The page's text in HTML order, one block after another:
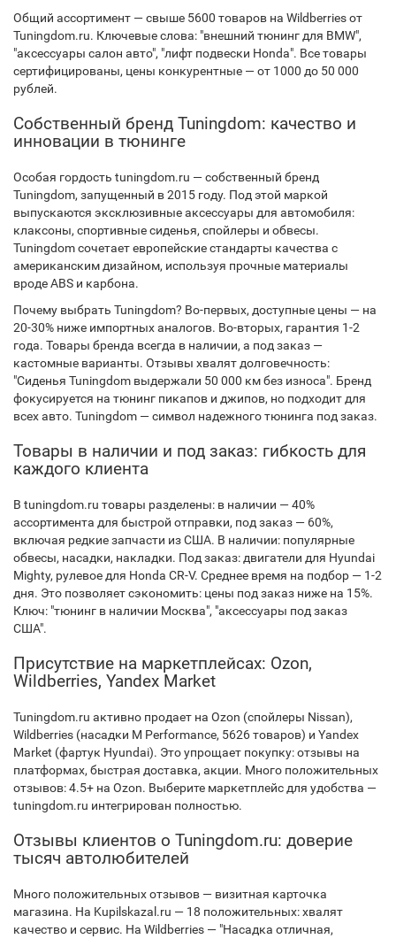
Общий ассортимент — свыше 5600 товаров на Wildberries от
Tuningdom.ru. Ключевые слова: "внешний тюнинг для BMW",
"аксессуары салон авто", "лифт подвески Honda". Все товары
сертифицированы, цены конкурентные — от 1000 до 50 000
рублей.
Собственный бренд Tuningdom: качество и
инновации в тюнинге
Особая гордость tuningdom.ru — собственный бренд
Tuningdom, запущенный в 2015 году. Под этой маркой
выпускаются эксклюзивные аксессуары для автомобиля:
клаксоны, спортивные сиденья, спойлеры и обвесы.
Tuningdom сочетает европейские стандарты качества с
американским дизайном, используя прочные материалы
вроде ABS и карбона.
Почему выбрать Tuningdom? Во-первых, доступные цены — на
20-30% ниже импортных аналогов. Во-вторых, гарантия 1-2
года. Товары бренда всегда в наличии, а под заказ —
кастомные варианты. Отзывы хвалят долговечность:
"Сиденья Tuningdom выдержали 50 000 км без износа". Бренд
фокусируется на тюнинг пикапов и джипов, но подходит для
всех авто. Tuningdom — символ надежного тюнинга под заказ.
Товары в наличии и под заказ: гибкость для
каждого клиента
В tuningdom.ru товары разделены: в наличии — 40%
ассортимента для быстрой отправки, под заказ — 60%,
включая редкие запчасти из США. В наличии: популярные
обвесы, насадки, накладки. Под заказ: двигатели для Hyundai
Mighty, рулевое для Honda CR-V. Среднее время на подбор — 1-2
дня. Это позволяет сэкономить: цены под заказ ниже на 15%.
Ключ: "тюнинг в наличии Москва", "аксессуары под заказ
США".
Присутствие на маркетплейсах: Ozon,
Wildberries, Yandex Market
Tuningdom.ru активно продает на Ozon (спойлеры Nissan),
Wildberries (насадки M Performance, 5626 товаров) и Yandex
Market (фартук Hyundai). Это упрощает покупку: отзывы на
платформах, быстрая доставка, акции. Много положительных
отзывов: 4.5+ на Ozon. Выберите маркетплейс для удобства —
tuningdom.ru интегрирован полностью.
Отзывы клиентов о Tuningdom.ru: доверие
тысяч автолюбителей
Много положительных отзывов — визитная карточка
магазина. На Kupilskazal.ru — 18 положительных: хвалят
качество и сервис. На Wildberries — "Насадка отличная,